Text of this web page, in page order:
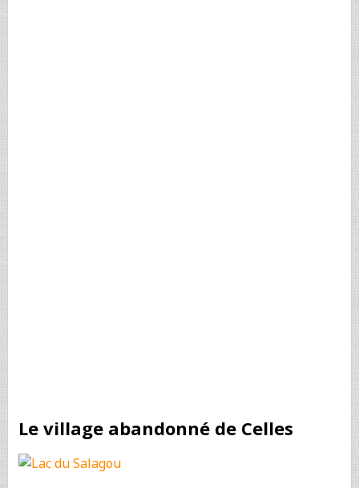
Le village abandonné de Celles